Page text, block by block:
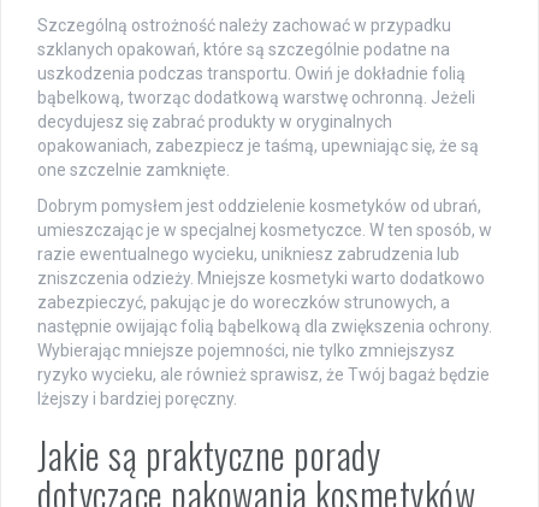
Szczególną ostrożność należy zachować w przypadku
szklanych opakowań, które są szczególnie podatne na
uszkodzenia podczas transportu. Owiń je dokładnie folią
bąbelkową, tworząc dodatkową warstwę ochronną. Jeżeli
decydujesz się zabrać produkty w oryginalnych
opakowaniach, zabezpiecz je taśmą, upewniając się, że są
one szczelnie zamknięte.
Dobrym pomysłem jest oddzielenie kosmetyków od ubrań,
umieszczając je w specjalnej kosmetyczce. W ten sposób, w
razie ewentualnego wycieku, unikniesz zabrudzenia lub
zniszczenia odzieży. Mniejsze kosmetyki warto dodatkowo
zabezpieczyć, pakując je do woreczków strunowych, a
następnie owijając folią bąbelkową dla zwiększenia ochrony.
Wybierając mniejsze pojemności, nie tylko zmniejszysz
ryzyko wycieku, ale również sprawisz, że Twój bagaż będzie
lżejszy i bardziej poręczny.
Jakie są praktyczne porady
dotyczące pakowania kosmetyków